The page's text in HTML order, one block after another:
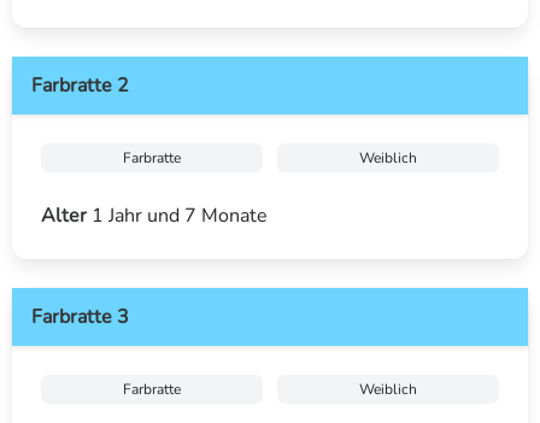
Farbratte 2
Farbratte Weiblich
Alter1 Jahr und 7 Monate
Farbratte 3
Farbratte Weiblich